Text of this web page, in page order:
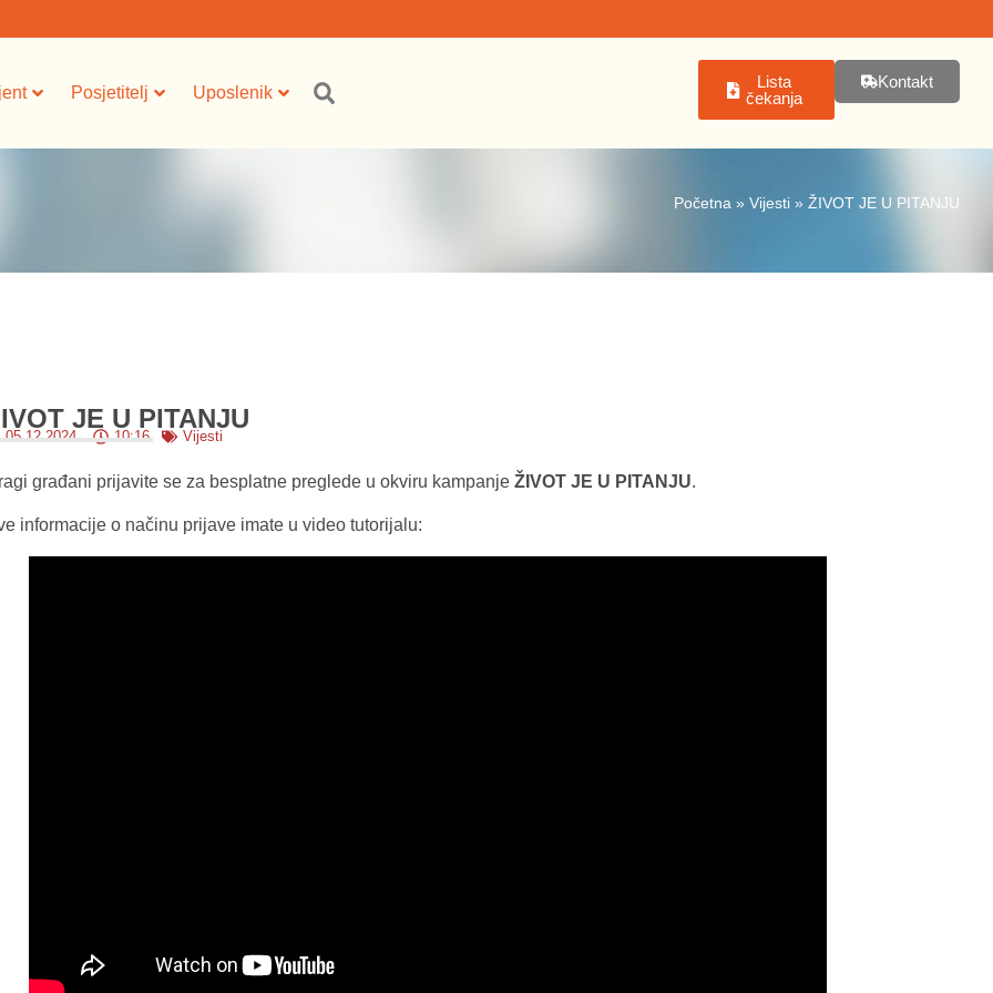
Posjetitelj Uposlenik
Lista
čekanja
Kontakt
Početna » Vijesti » ŽIVOT JE U PITANJU
JE U PITANJU
05.12.2024. 10:16 Vijesti
građani prijavite se za besplatne preglede u okviru kampanjeŽIVOT JE U PITANJU.
informacije o načinu prijave imate u video tutorijalu: